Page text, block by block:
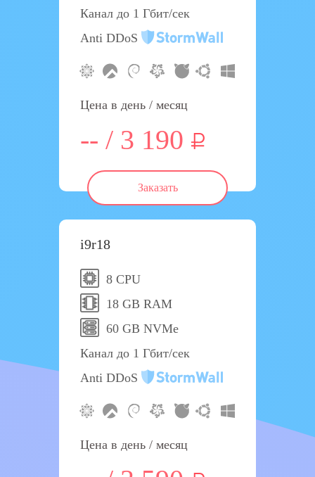
Канал до 1 Гбит/сек
Anti DDoS
Цена в день / месяц
-- / 3 190
Заказать
i9r18
8 CPU
18 GB RAM
60 GB NVMe
Канал до 1 Гбит/сек
Anti DDoS
Цена в день / месяц